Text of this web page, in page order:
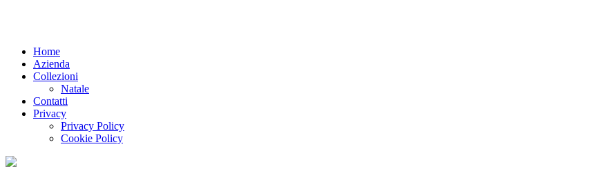
Home
Azienda
Collezioni
Natale
Contatti
Privacy
Privacy Policy
Cookie Policy